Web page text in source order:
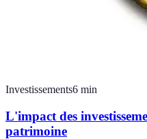
Investissements6 min
L'impact des
patrimoine